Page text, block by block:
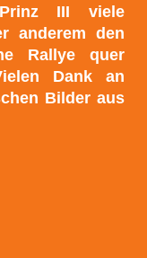
III viele
anderem den
Rallye quer
Dank an
Bilder aus